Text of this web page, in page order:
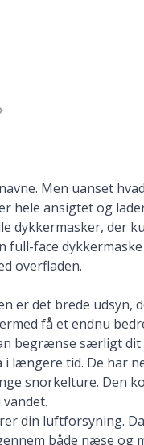
Men uanset
hele ansigtet og
dykkermasker, der
full-face
overfladen.
er det brede udsyn,
få et endnu
begrænse særligt dit
i længere tid. De har
snorkelture. Den
din luftforsyning.
både næse og